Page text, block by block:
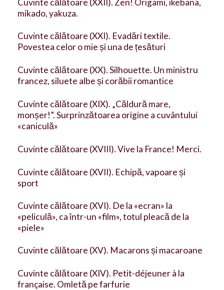
Cuvinte călătoare (XXII). Zen! Origami, ikebana,
mikado, yakuza.
Cuvinte călătoare (XXI). Evadări textile.
Povestea celor o mie și una de țesături
Cuvinte călătoare (XX). Silhouette. Un ministru
francez, siluete albe și corăbii romantice
Cuvinte călătoare (XIX). „Căldură mare,
monșer!”. Surprinzătoarea origine a cuvântului
«caniculă»
Cuvinte călătoare (XVIII). Vive la France! Merci.
Cuvinte călătoare (XVII). Echipă, vapoare și
sport
Cuvinte călătoare (XVI). De la «ecran» la
«peliculă», ca într-un «film», totul pleacă de la
«piele»
Cuvinte călătoare (XV). Macarons și macaroane
Cuvinte călătoare (XIV). Petit-déjeuner à la
française. Omletă pe farfurie